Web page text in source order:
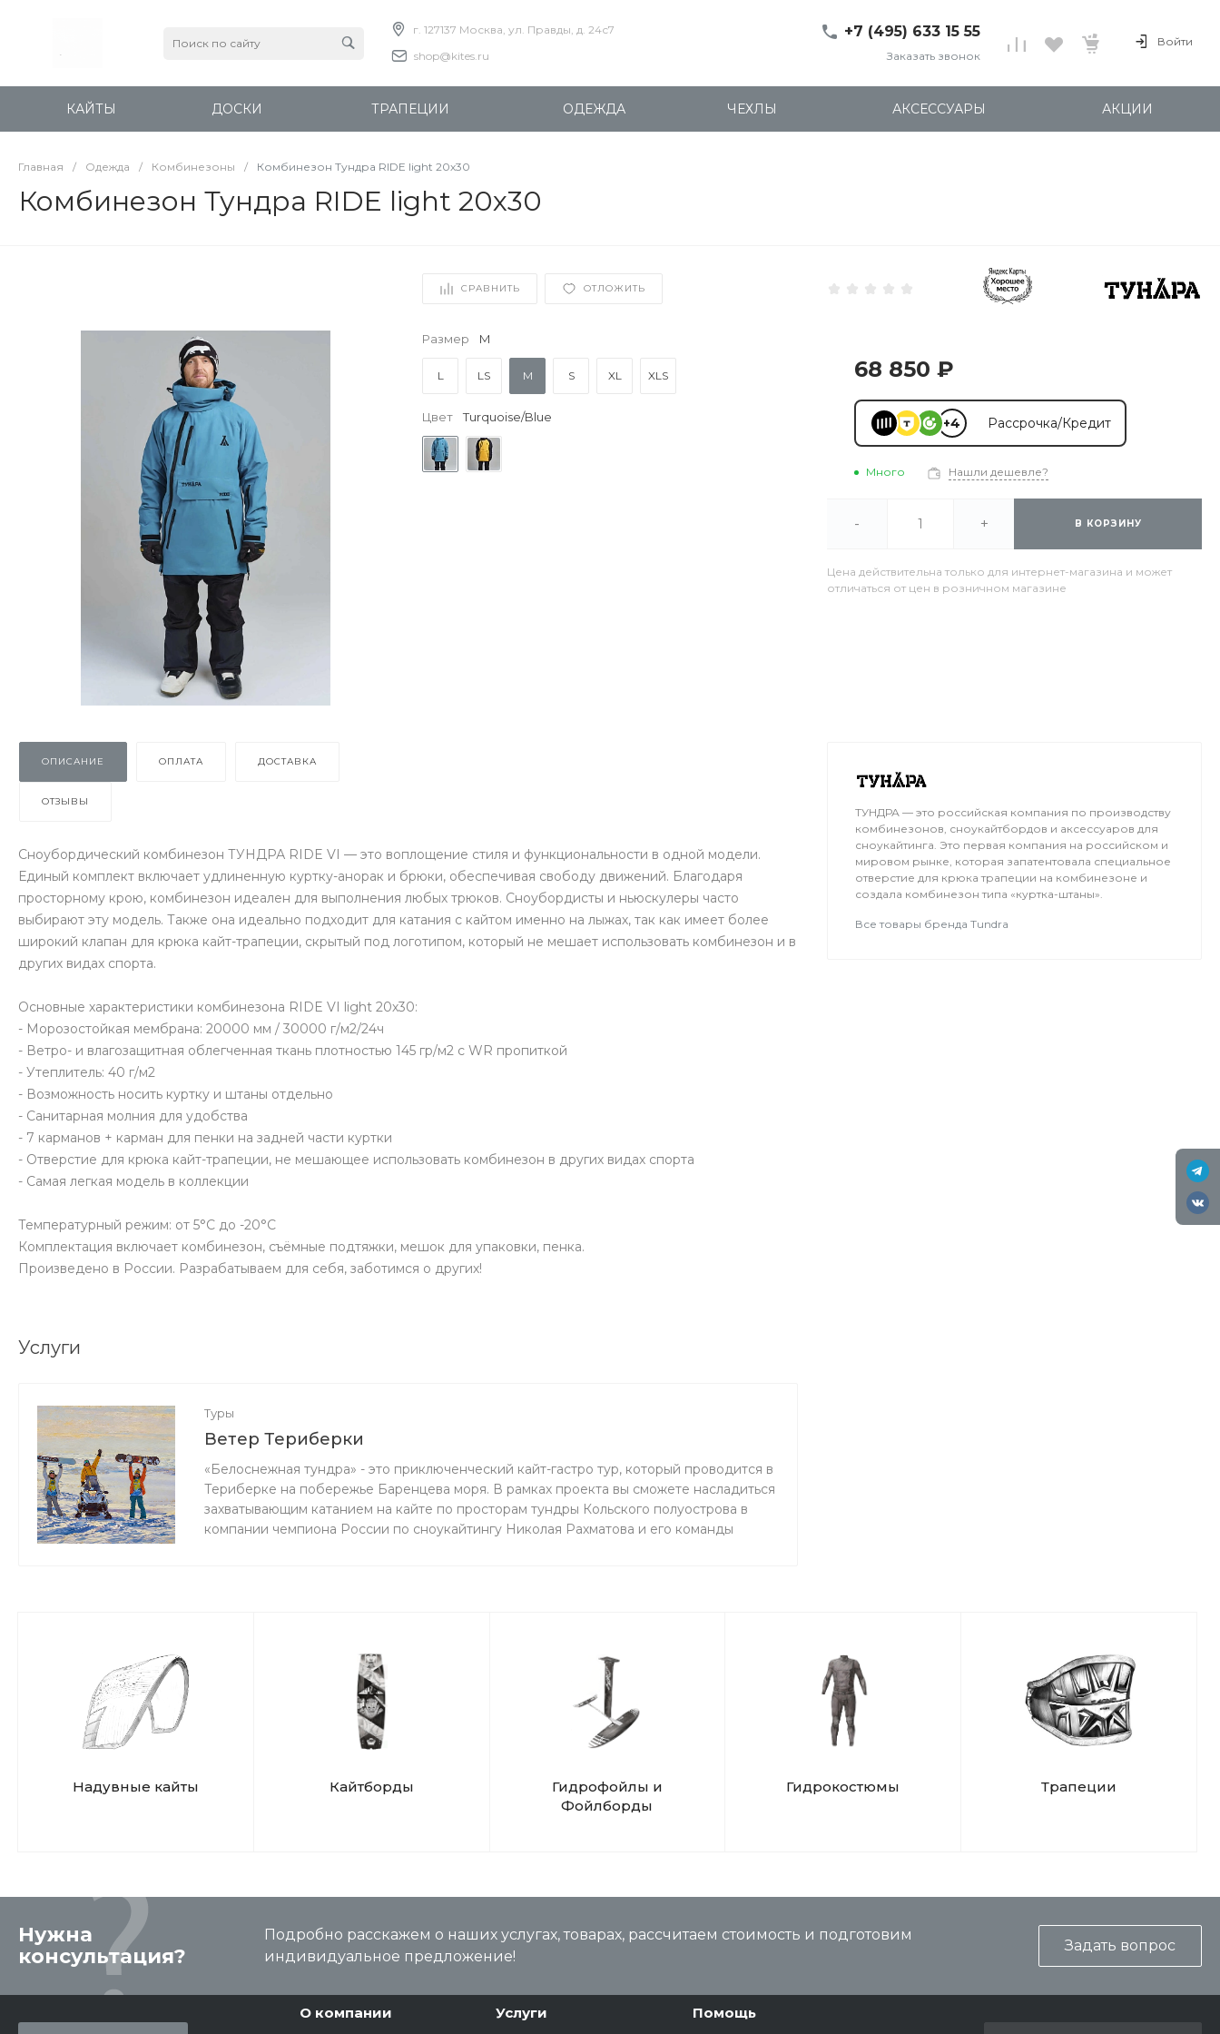
г. 127137 Москва, ул. Правды, д. 24с7
shop@kites.ru
+7 (495) 633 15 55
Правды, д. 24с7
Пн-Пт: 11:00-20:00
Заказать звонок
Войти
КАЙТЫ ДОСКИ ТРАПЕЦИИ ОДЕЖДА ЧЕХЛЫ АКСЕССУАРЫ АКЦИИ
Главная / Одежда / Комбинезоны / Комбинезон Тундра RIDE light 20х30
Комбинезон Тундра RIDE light 20х30
СРАВНИТЬ ОТЛОЖИТЬ
Размер M
L LS M S XL XLS
Цвет Turquoise/Blue
68 850 ₽
+4 Рассрочка/Кредит
Много Нашли дешевле?
- + В КОРЗИНУ
Цена действительна только для интернет-магазина и может
отличаться от цен в розничном магазине
ОПИСАНИЕ ОПЛАТА ДОСТАВКА
ОТЗЫВЫ
Сноубордический комбинезон ТУНДРА RIDE VI — это воплощение стиля и функциональности в одной модели.
Единый комплект включает удлиненную куртку-анорак и брюки, обеспечивая свободу движений. Благодаря
просторному крою, комбинезон идеален для выполнения любых трюков. Сноубордисты и ньюскулеры часто
выбирают эту модель. Также она идеально подходит для катания с кайтом именно на лыжах, так как имеет более
широкий клапан для крюка кайт-трапеции, скрытый под логотипом, который не мешает использовать комбинезон и в
других видах спорта.
Основные характеристики комбинезона RIDE VI light 20х30:
- Морозостойкая мембрана: 20000 мм / 30000 г/м2/24ч
- Ветро- и влагозащитная облегченная ткань плотностью 145 гр/м2 с WR пропиткой
- Утеплитель: 40 г/м2
- Возможность носить куртку и штаны отдельно
- Санитарная молния для удобства
- 7 карманов + карман для пенки на задней части куртки
- Отверстие для крюка кайт-трапеции, не мешающее использовать комбинезон в других видах спорта
- Самая легкая модель в коллекции
Температурный режим: от 5°С до -20°С
Комплектация включает комбинезон, съёмные подтяжки, мешок для упаковки, пенка.
Произведено в России. Разрабатываем для себя, заботимся о других!
Услуги
Туры
Ветер Териберки
«Белоснежная тундра» - это приключенческий кайт-гастро тур, который проводится в
Териберке на побережье Баренцева моря. В рамках проекта вы сможете насладиться
захватывающим катанием на кайте по просторам тундры Кольского полуострова в
компании чемпиона России по сноукайтингу Николая Рахматова и его команды
ТУНДРА — это российская компания по производству
комбинезонов, сноукайтбордов и аксессуаров для
сноукайтинга. Это первая компания на российском и
мировом рынке, которая запатентовала специальное
отверстие для крюка трапеции на комбинезоне и
создала комбинезон типа «куртка-штаны».
Все товары бренда Tundra
Надувные кайты Кайтборды
Гидрофойлы и
Фойлборды
Гидрокостюмы Трапеции
Нужна
консультация?
Подробно расскажем о наших услугах, товарах, рассчитаем стоимость и подготовим
индивидуальное предложение!
Задать вопрос
О компании Услуги Помощь